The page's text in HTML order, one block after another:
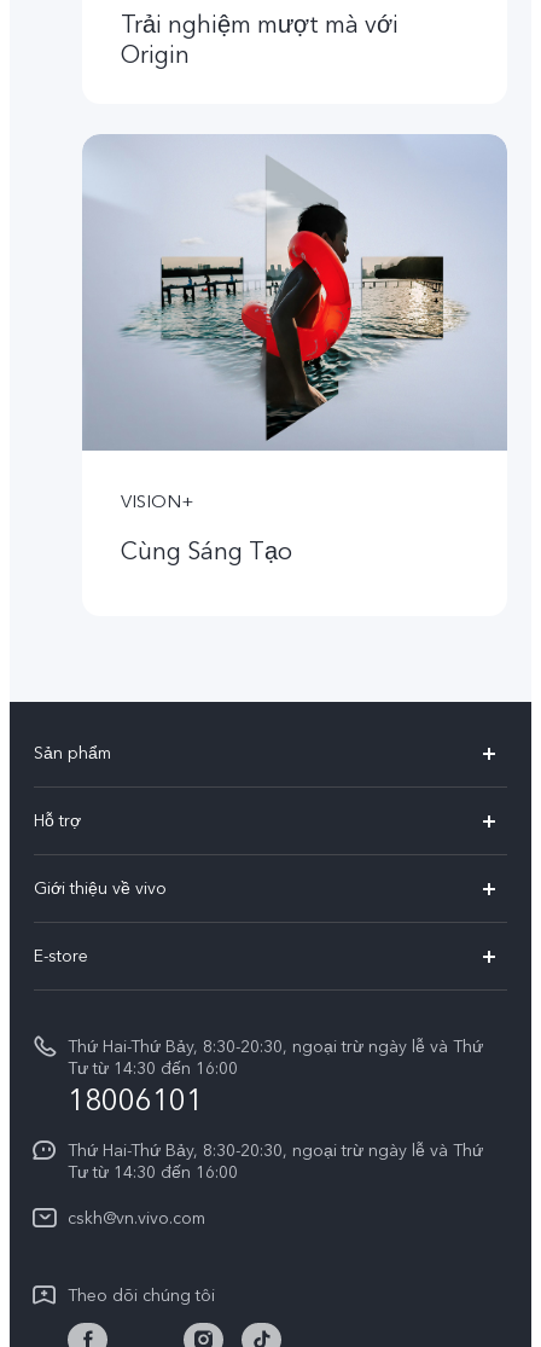
Trải nghiệm mượt mà với
Origin
VISION+
Cùng Sáng Tạo
Sản phẩm
X300
V60
V60 Lite 5G
V50 Lite 5G
V50 Lite
Y39 5G
Y29
Hỗ trợ
Trung tâm dịch vụ
Funtouch OS
Tra cứu giá linh kiện
Xác thực bằng IMEI
Dịch vụ cuộc hẹn
Truy vấn tiến độ sửa chữa
Chính sách bảo hành của vivo
Giới thiệu về vivo
Tin tức
Thông báo pháp lý
Về chúng tôi
Tính Bền Vững
E-store
Thứ Hai-Thứ Bảy, 8:30-20:30, ngoại trừ ngày lễ và Thứ
Tư từ 14:30 đến 16:00
18006101
Thứ Hai-Thứ Bảy, 8:30-20:30, ngoại trừ ngày lễ và Thứ
Tư từ 14:30 đến 16:00
cskh@vn.vivo.com
Theo dõi chúng tôi